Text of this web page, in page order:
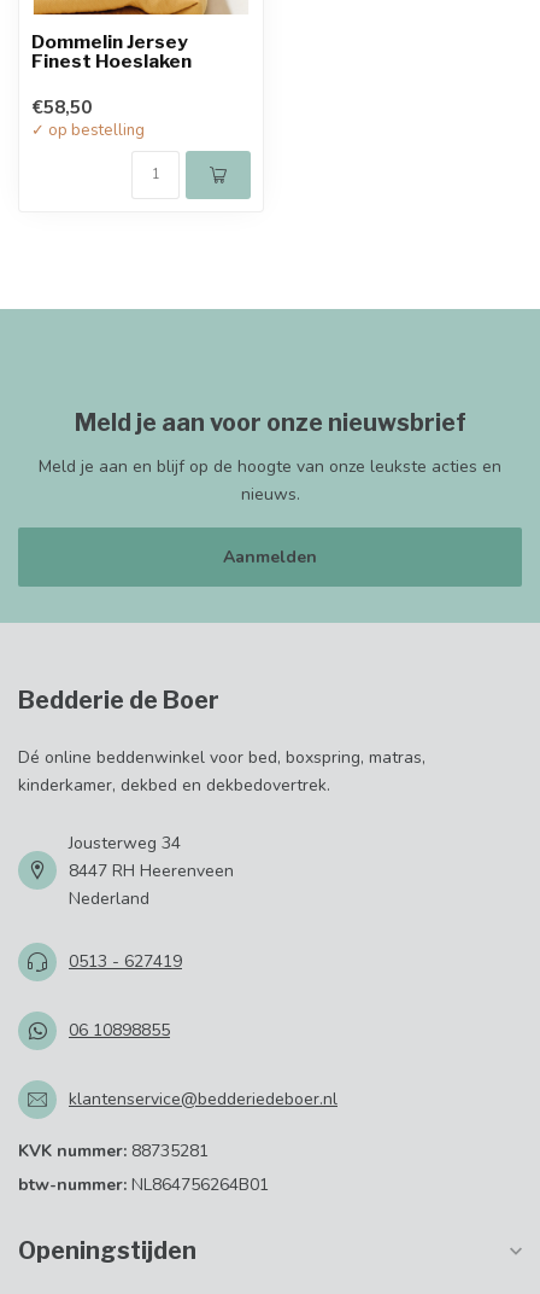
Dommelin Jersey
Finest Hoeslaken
€58,50
✓ op bestelling
Meld je aan voor onze nieuwsbrief
Meld je aan en blijf op de hoogte van onze leukste acties en
nieuws.
Aanmelden
Bedderie de Boer
Dé online beddenwinkel voor bed, boxspring, matras,
kinderkamer, dekbed en dekbedovertrek.
Jousterweg 34
8447 RH Heerenveen
Nederland
0513 - 627419
06 10898855
klantenservice@bedderiedeboer.nl
KVK nummer: 88735281
btw-nummer: NL864756264B01
Openingstijden